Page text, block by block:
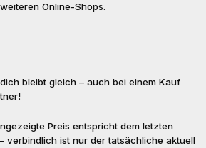
Online-Shops.
bleibt gleich – auch bei einem Kauf
Preis entspricht dem letzten
verbindlich ist nur der tatsächliche aktuell